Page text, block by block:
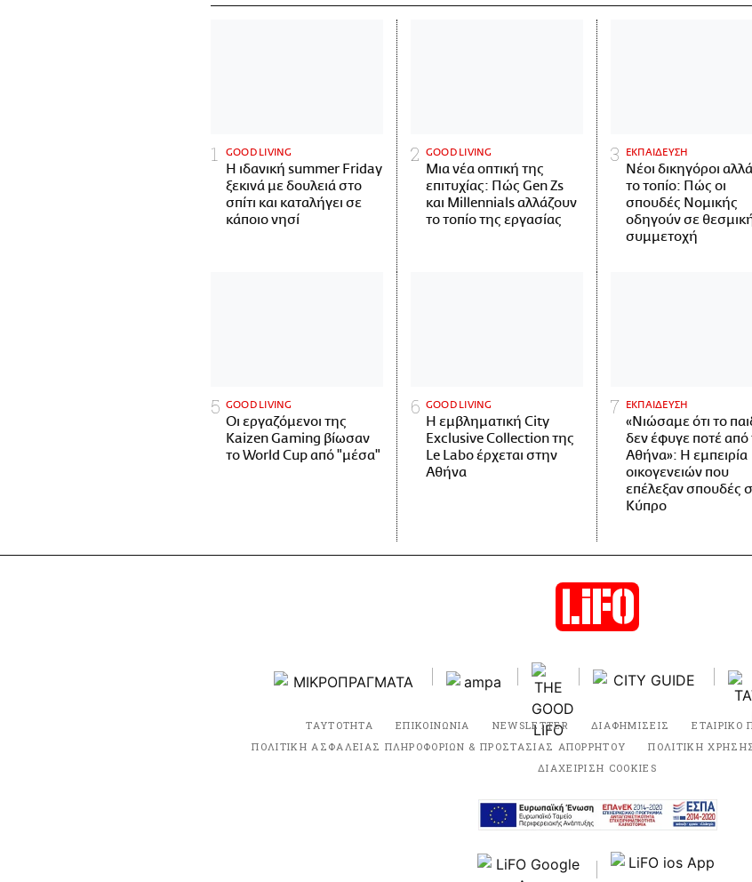
GOOD LIVING
Η ιδανική summer Friday
ξεκινά με δουλειά στο
σπίτι και καταλήγει σε
κάποιο νησί
GOOD LIVING
Μια νέα οπτική της
επιτυχίας: Πώς Gen Zs
και Millennials αλλάζουν
το τοπίο της εργασίας
ΕΚΠΑΙΔΕΥΣΗ
Νέοι δικηγόροι
το τοπίο: Πώς οι
σπουδές Νομικής
οδηγούν σε
συμμετοχή
GOOD LIVING
Οι εργαζόμενοι της
Kaizen Gaming βίωσαν
το World Cup από "μέσα"
GOOD LIVING
Η εμβληματική City
Exclusive Collection της
Le Labo έρχεται στην
Αθήνα
ΕΚΠΑΙΔΕΥΣΗ
«Νιώσαμε ότι το
δεν έφυγε ποτέ από
Αθήνα»: Η εμπειρία
οικογενειών που
επέλεξαν σπουδές
Κύπρο
ΤΑΥΤΟΤΗΤΑ ΕΠΙΚΟΙΝΩΝΙΑ NEWSLETTER ΔΙΑΦΗΜΙΣΕΙΣ ΕΤΑΙΡΙΚΟ
ΠΟΛΙΤΙΚΗ ΑΣΦΑΛΕΙΑΣ ΠΛΗΡΟΦΟΡΙΩΝ & ΠΡΟΣΤΑΣΙΑΣ ΑΠΟΡΡΗΤΟΥ
ΠΟΛΙΤΙΚΗ ΧΡΗΣΗΣ
ΔΙΑΧΕΙΡΙΣΗ COOKIES